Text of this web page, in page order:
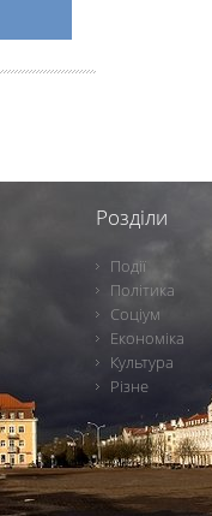
Розділи
Події
Політика
Соціум
Економіка
Культура
Різне